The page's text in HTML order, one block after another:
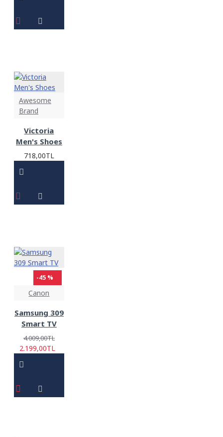
Awesome
Brand
Victoria
Men's Shoes
718,00TL
-45 %
Canon
Samsung 309
Smart TV
4.009,00TL
2.199,00TL